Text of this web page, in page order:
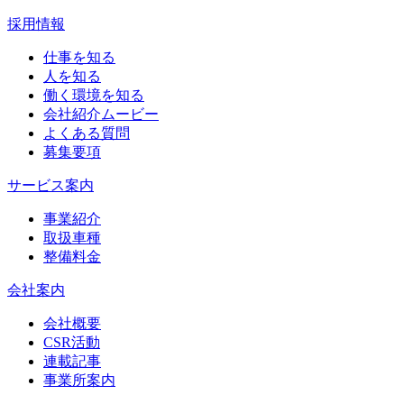
採用情報
仕事を知る
人を知る
働く環境を知る
会社紹介ムービー
よくある質問
募集要項
サービス案内
事業紹介
取扱車種
整備料金
会社案内
会社概要
CSR活動
連載記事
事業所案内